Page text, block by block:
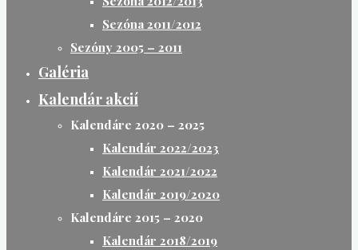
Sezóna 2011/2012
Sezóny 2005 – 2011
Galéria
Kalendár akcií
Kalendáre 2020 – 2025
Kalendár 2022/2023
Kalendár 2021/2022
Kalendár 2019/2020
Kalendáre 2015 – 2020
Kalendár 2018/2019